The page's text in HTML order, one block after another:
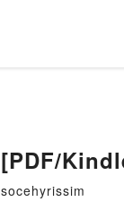
[PDF/
socehyrissim